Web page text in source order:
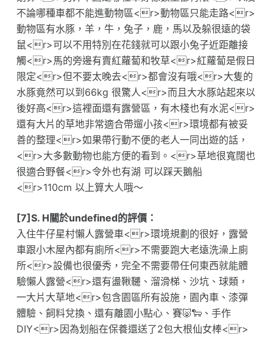
不論哪種車都不能進動物區<r>動物區只能走路<r>
動物區有水豚，羊，牛，兔子，鹿，馬以及躲很遠的袋
鼠<r>可以不用特別在花錢就可以跟小兔子近距離接
觸<r>馬的旁邊有賣紅蘿蔔和牧草<r>紅蘿蔔是假日
限定<r>但不要太晚去<r>都會沒有哦<r>大隻的
水豚竟然可以到66kg 很驚人<r>而且大水豚站起來以
後好高<r>這裡面還有露營區，有木棧也有水泥<r>
還有大片的草地非常適合帶遛小孩<r>環境都有被妥
善的整理<r>如果帶行動不便的老人一同出遊的話，
<r>大多數動物也能方便的看到。<r>草地很寬闊也
很適合野餐<r>令外也有湖 可以踩天鵝船
<r>110cm 以上算大人哦～
[7]S. H關於undefined的評價：
入住牛仔星村懶人露營車<r>環境規劃的很好，露營
車跟小木屋內都有廁所<r>不需要跑大老遠洗澡上廁
所<r>設備也很優秀，完全不需要帶任何東西就能體
驗懶人露營<r>還有盪鞦韆、溜滑梯、沙坑、球類，
一大片大草地<r>包含園區所有設施，園內車、漆彈
體驗、飼料兌換、還有離園小點心、賽🐷🐑、手作
DIY<r>因為划船在保養還送了2包大根仙女棒<r>